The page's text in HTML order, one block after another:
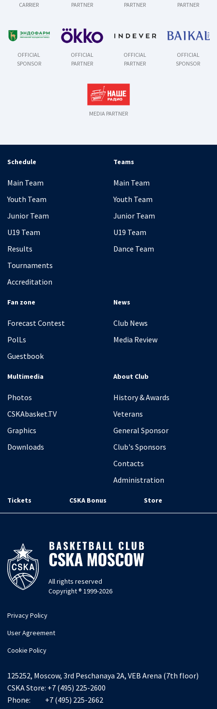
CARRIER
PARTNER
PARTNER
PARTNER
OFFICIAL
SPONSOR
OFFICIAL
PARTNER
OFFICIAL
PARTNER
OFFICIAL
SPONSOR
MEDIA PARTNER
Schedule
Main Team
Youth Team
Junior Team
U19 Team
Results
Tournaments
Accreditation
Teams
Main Team
Youth Team
Junior Team
U19 Team
Dance Team
Fan zone
Forecast Contest
PolLs
Guestbook
News
Club News
Media Review
Multimedia
Photos
CSKAbasket.TV
Graphics
Downloads
About Club
History & Awards
Veterans
General Sponsor
Club's Sponsors
Contacts
Administration
Tickets CSKA Bonus Store
All rights reserved
Copyright ® 1999-2026
Privacy Policy
User Agreement
Cookie Policy
125252, Moscow, 3rd Peschanaya 2A, VEB Arena (7th floor)
CSKA Store: +7 (495) 225-2600
Phone:
+7 (495) 225-2662